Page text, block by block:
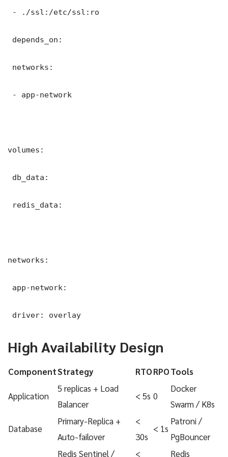
- ./ssl:/etc/ssl:ro
depends_on:
networks:
- app-network
volumes:
db_data:
redis_data:
networks:
app-network:
driver: overlay
High Availability Design
ComponentStrategy RTORPOTools
Application
5 replicas + Load
Balancer
< 5s 0
Docker
Swarm / K8s
Database
Primary-Replica +
Auto-failover
<
30s
< 1s
Patroni /
PgBouncer
Redis Sentinel / < Redis